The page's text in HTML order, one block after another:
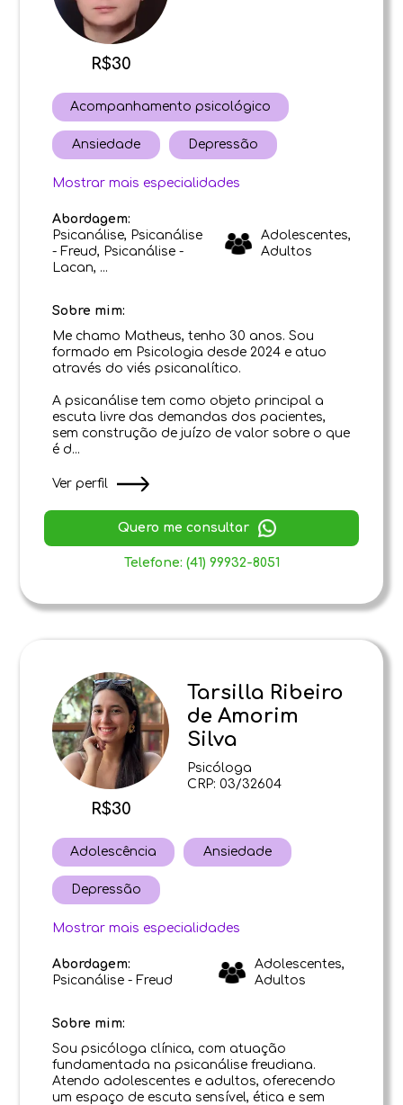
R$30
Acompanhamento psicológico
Ansiedade Depressão
Mostrar mais especialidades
Abordagem:
Psicanálise, Psicanálise
- Freud, Psicanálise -
Lacan, ...
Adolescentes,
Adultos
Sobre mim:
Me chamo Matheus, tenho 30 anos. Sou
formado em Psicologia desde 2024 e atuo
através do viés psicanalítico.
A psicanálise tem como objeto principal a
escuta livre das demandas dos pacientes,
sem construção de juízo de valor sobre o que
é d...
Ver perfil
Quero me consultar
Telefone: (41) 99932-8051
R$30
Tarsilla Ribeiro
de Amorim
Silva
Psicóloga
CRP: 03/32604
Adolescência Ansiedade
Depressão
Mostrar mais especialidades
Abordagem:
Psicanálise - Freud
Adolescentes,
Adultos
Sobre mim:
Sou psicóloga clínica, com atuação
fundamentada na psicanálise freudiana.
Atendo adolescentes e adultos, oferecendo
um espaço de escuta sensível, ética e sem